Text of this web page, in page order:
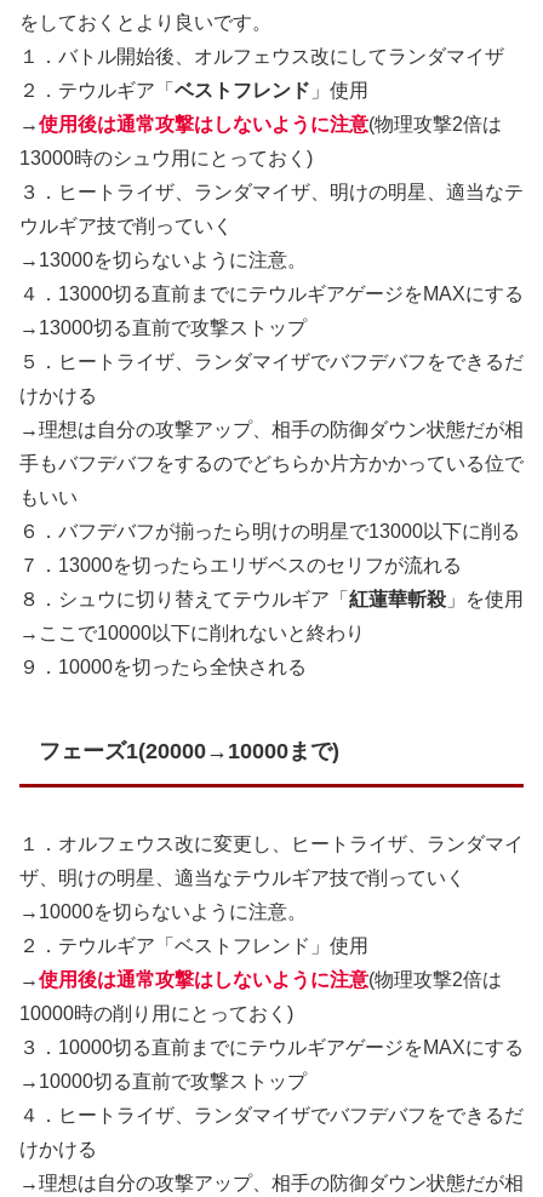
をしておくとより良いです。
１．バトル開始後、オルフェウス改にしてランダマイザ
２．テウルギア「 ベストフレンド 」使用
→使用後は通常攻撃はしないように注意(物理攻撃2倍は
13000時のシュウ用にとっておく)
３．ヒートライザ、ランダマイザ、明けの明星、適当なテ
ウルギア技で削っていく
→13000を切らないように注意。
４．13000切る直前までにテウルギアゲージをMAXにする
→13000切る直前で攻撃ストップ
５．ヒートライザ、ランダマイザでバフデバフをできるだ
けかける
→理想は自分の攻撃アップ、相手の防御ダウン状態だが相
手もバフデバフをするのでどちらか片方かかっている位で
もいい
６．バフデバフが揃ったら明けの明星で13000以下に削る
７．13000を切ったらエリザベスのセリフが流れる
８．シュウに切り替えてテウルギア「 紅蓮華斬殺 」を使用
→ここで10000以下に削れないと終わり
９．10000を切ったら全快される
フェーズ1(20000→10000まで)
１．オルフェウス改に変更し、ヒートライザ、ランダマイ
ザ、明けの明星、適当なテウルギア技で削っていく
→10000を切らないように注意。
２．テウルギア「ベストフレンド」使用
→使用後は通常攻撃はしないように注意(物理攻撃2倍は
10000時の削り用にとっておく)
３．10000切る直前までにテウルギアゲージをMAXにする
→10000切る直前で攻撃ストップ
４．ヒートライザ、ランダマイザでバフデバフをできるだ
けかける
→理想は自分の攻撃アップ、相手の防御ダウン状態だが相